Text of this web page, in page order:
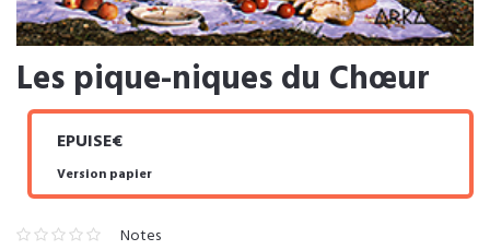
Les pique-niques du Chœur
EPUISE€
Version papier
Notes